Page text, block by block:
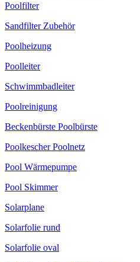
Poolfilter
Sandfilter Zubehör
Poolheizung
Poolleiter
Schwimmbadleiter
Poolreinigung
Beckenbürste Poolbürste
Poolkescher Poolnetz
Pool Wärmepumpe
Pool Skimmer
Solarplane
Solarfolie rund
Solarfolie oval